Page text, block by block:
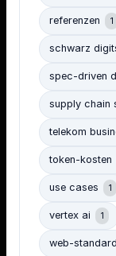
referenzen 1
schwarz
spec-driven
supply chain
telekom
token-kosten
use cases 1
vertex ai 1
web-